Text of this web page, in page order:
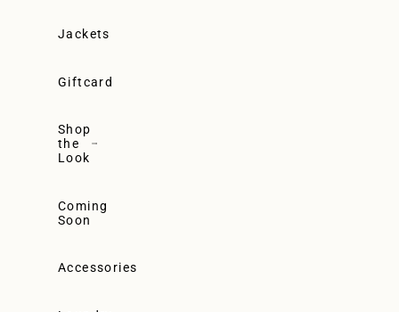
Jackets
Giftcard
Shop
the
Look
Coming
Soon
Accessories